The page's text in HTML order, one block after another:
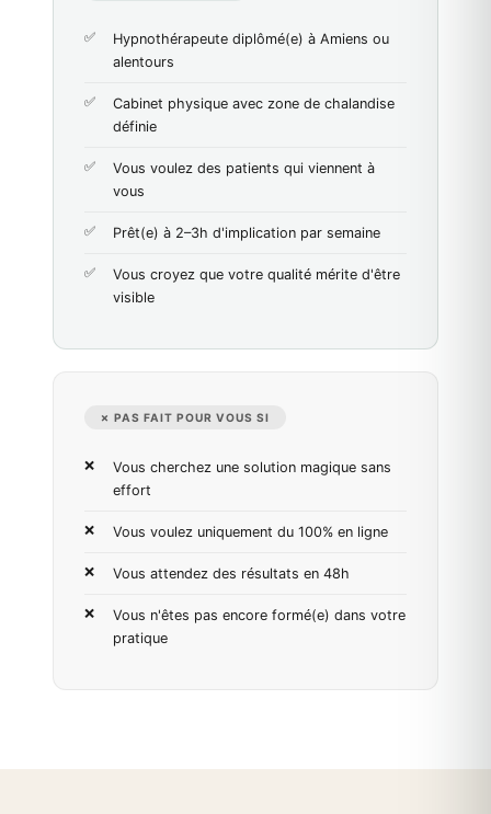
Hypnothérapeute diplômé(e) à Amiens ou
alentours
Cabinet physique avec zone de chalandise
définie
Vous voulez des patients qui viennent à
vous
Prêt(e) à 2–3h d'implication par semaine
Vous croyez que votre qualité mérite d'être
visible
✗ PAS FAIT POUR VOUS SI
Vous cherchez une solution magique sans
effort
Vous voulez uniquement du 100% en ligne
Vous attendez des résultats en 48h
Vous n'êtes pas encore formé(e) dans votre
pratique